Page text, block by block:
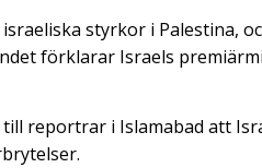
styrkor i Palestina,
förklarar Israels
reportrar i Islamabad att